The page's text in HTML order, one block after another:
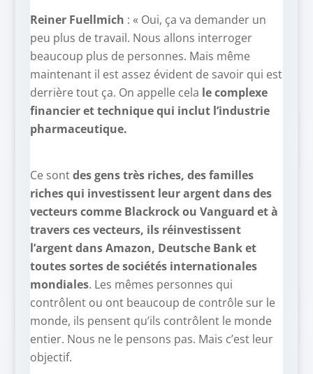
Reiner Fuellmich : « Oui, ça va demander un
peu plus de travail. Nous allons interroger
beaucoup plus de personnes. Mais même
maintenant il est assez évident de savoir qui est
derrière tout ça. On appelle cela le complexe
financier et technique qui inclut l’industrie
pharmaceutique.
Ce sontdes gens très riches, des familles
riches qui investissent leur argent dans des
vecteurs comme Blackrock ou Vanguard et à
travers ces vecteurs, ils réinvestissent
l’argent dans Amazon, Deutsche Bank et
toutes sortes de sociétés internationales
mondiales. Les mêmes personnes qui
contrôlent ou ont beaucoup de contrôle sur le
monde, ils pensent qu’ils contrôlent le monde
entier. Nous ne le pensons pas. Mais c’est leur
objectif.